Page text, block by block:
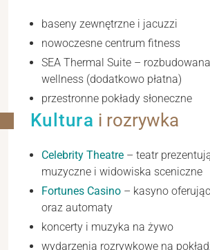
baseny zewnętrzne i jacuzzi
nowoczesne centrum fitness
SEA Thermal Suite –
wellness (dodatkowo płatna)
przestronne pokłady słoneczne
Kultura i rozrywka
Celebrity Theatre – teatr
muzyczne i widowiska sceniczne
Fortunes Casino – kasyno
oraz automaty
koncerty i muzyka na żywo
wydarzenia rozrywkowe na